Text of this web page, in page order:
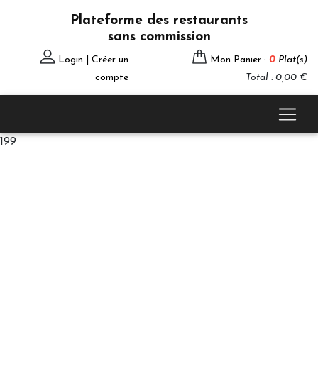
Plateforme des restaurants
sans commission
Login | Créer un
compte
Mon Panier : 0 Plat(s)
Total : 0,00 €
199